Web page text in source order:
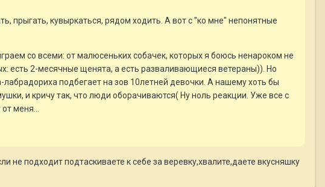
прыгать, кувыркаться, рядом ходить. А вот с "ко мне" непонятные
со всеми: от малюсеньких собачек, которых я боюсь ненароком не
есть 2-месячные щенята, а есть разваливающиеся ветераны)). Но
подбегает на зов 10летней девочки. А нашему хоть бы
и кричу так, что люди оборачиваются( Ну ноль реакции. Уже все с
меня...
не подходит подтаскиваете к себе за веревку,хвалите,даете вкусняшку